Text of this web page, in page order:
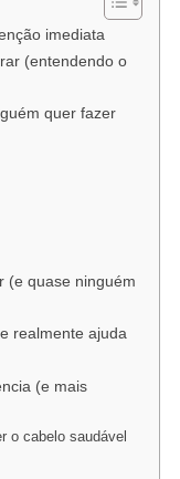
imediata
(entendendo o
quer fazer
(e quase ninguém
realmente ajuda
(e mais
o cabelo saudável